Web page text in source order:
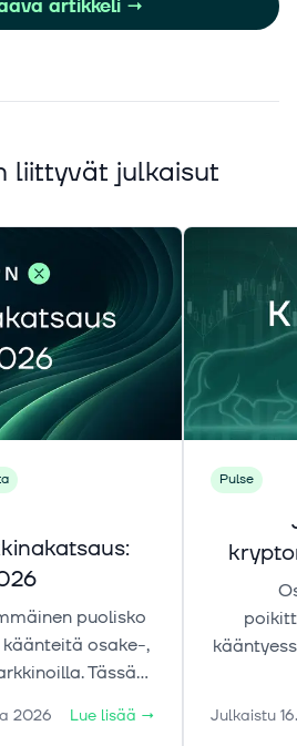
artikkeli →
liittyvät julkaisut
puolisko
osake-,
Tässä
vaikuttaneita
2026 Lue lisää →
Pulse
Julkaistu